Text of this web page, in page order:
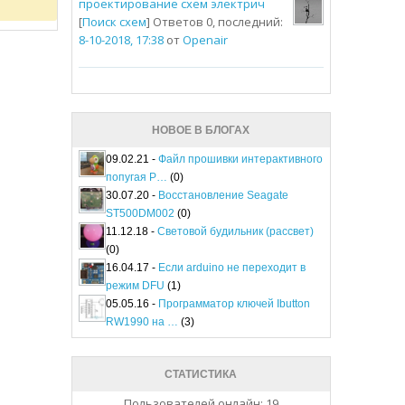
проектирование схем электрич
[Поиск схем] Ответов 0, последний:
8-10-2018, 17:38отOpenair
НОВОЕ В БЛОГАХ
09.02.21 - Файл прошивки интерактивного
попугая P… (0)
30.07.20 - Восстановление Seagate
ST500DM002 (0)
11.12.18 - Световой будильник (рассвет)
(0)
16.04.17 - Если arduino не переходит в
режим DFU (1)
05.05.16 - Программатор ключей Ibutton
RW1990 на … (3)
СТАТИСТИКА